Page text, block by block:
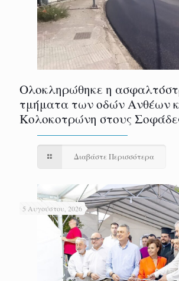
Ολοκληρώθηκε η
τμήματα των οδών Ανθέων
Κολοκοτρώνη στους
Διαβάστε Περισσότερα
5 Αυγούστου, 2026